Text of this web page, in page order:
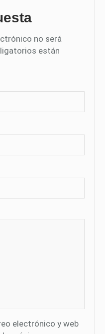
no será
están
electrónico y web